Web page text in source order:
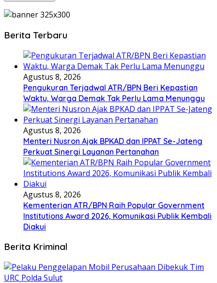
Berita Terbaru
Agustus 8, 2026
Pengukuran Terjadwal ATR/BPN Beri Kepastian
Waktu, Warga Demak Tak Perlu Lama Menunggu
Agustus 8, 2026
Menteri Nusron Ajak BPKAD dan IPPAT Se-Jateng
Perkuat Sinergi Layanan Pertanahan
Agustus 8, 2026
Kementerian ATR/BPN Raih Popular Government
Institutions Award 2026, Komunikasi Publik Kembali
Diakui
Berita Kriminal